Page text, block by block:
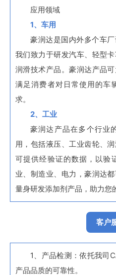
应用领域
1、车用
豪润达是国内外多个车厂
我们致力于研发汽车、轻型
润滑技术产品。豪润达产品
满足消费者对日常使用的车
求。
2、工业
豪润达产品在多个行业
用，包括液压、工业齿轮、
可提供经验证的数据，以验
业、制造业、电力，豪润达
量身研发添加剂产品，助力您
客户
1、产品检测：依托我司
产品品质的可靠性。